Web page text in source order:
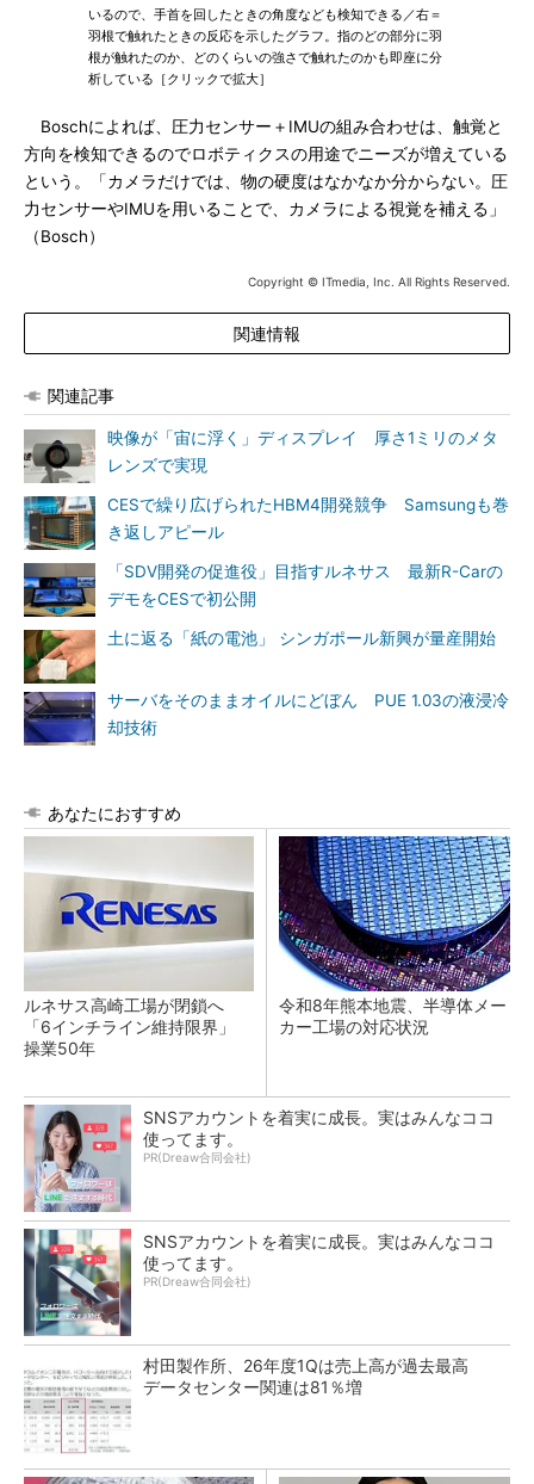
いるので、手首を回したときの角度なども検知できる／右＝
羽根で触れたときの反応を示したグラフ。指のどの部分に羽
根が触れたのか、どのくらいの強さで触れたのかも即座に分
析している［クリックで拡大］
Boschによれば、圧力センサー＋IMUの組み合わせは、触覚と
方向を検知できるのでロボティクスの用途でニーズが増えている
という。「カメラだけでは、物の硬度はなかなか分からない。圧
力センサーやIMUを用いることで、カメラによる視覚を補える」
（Bosch）
Copyright © ITmedia, Inc. All Rights Reserved.
関連情報
関連記事
映像が「宙に浮く」ディスプレイ 厚さ1ミリのメタ
レンズで実現
CESで繰り広げられたHBM4開発競争 Samsungも巻
き返しアピール
「SDV開発の促進役」目指すルネサス 最新R-Carの
デモをCESで初公開
土に返る「紙の電池」 シンガポール新興が量産開始
サーバをそのままオイルにどぼん PUE 1.03の液浸冷
却技術
あなたにおすすめ
ルネサス高崎工場が閉鎖へ
「6インチライン維持限界」
操業50年
令和8年熊本地震、半導体メー
カー工場の対応状況
SNSアカウントを着実に成長。実はみんなココ
使ってます。
PR(Dreaw合同会社)
SNSアカウントを着実に成長。実はみんなココ
使ってます。
PR(Dreaw合同会社)
村田製作所、26年度1Qは売上高が過去最高
データセンター関連は81％増